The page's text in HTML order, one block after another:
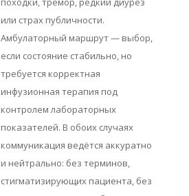
или страх публичности.
Амбулаторный маршрут — выбор,
если состояние стабильно, но
требуется корректная
инфузионная терапия под
контролем лабораторных
показателей. В обоих случаях
коммуникация ведётся аккуратно
и нейтрально: без терминов,
стигматизирующих пациента, без